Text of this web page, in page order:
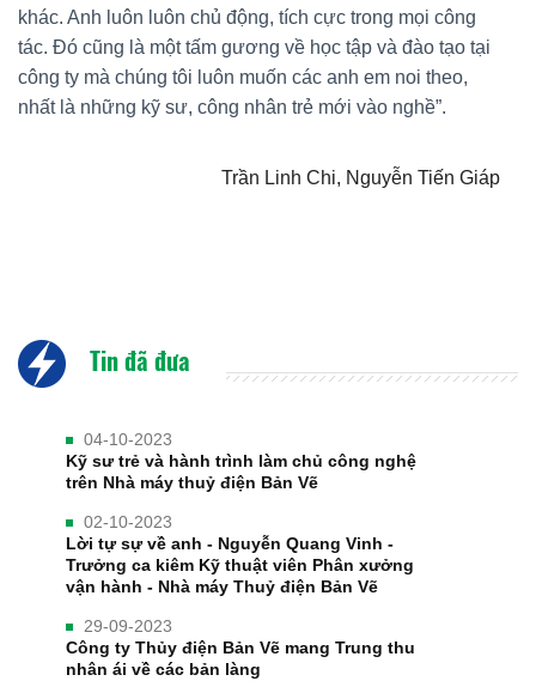
khác. Anh luôn luôn chủ động, tích cực trong mọi công
tác. Đó cũng là một tấm gương về học tập và đào tạo tại
công ty mà chúng tôi luôn muốn các anh em noi theo,
nhất là những kỹ sư, công nhân trẻ mới vào nghề”.
Trần Linh Chi, Nguyễn Tiến Giáp
Tin đã đưa
04-10-2023
Kỹ sư trẻ và hành trình làm chủ công nghệ
trên Nhà máy thuỷ điện Bản Vẽ
02-10-2023
Lời tự sự về anh - Nguyễn Quang Vinh -
Trưởng ca kiêm Kỹ thuật viên Phân xưởng
vận hành - Nhà máy Thuỷ điện Bản Vẽ
29-09-2023
Công ty Thủy điện Bản Vẽ mang Trung thu
nhân ái về các bản làng